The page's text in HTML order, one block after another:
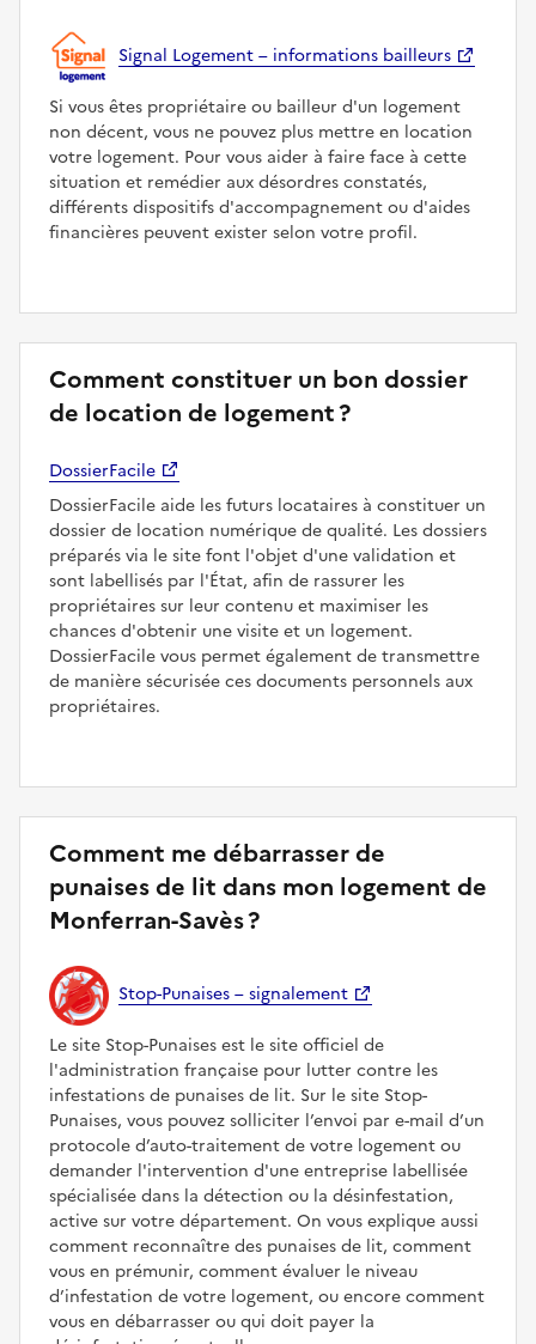
Signal Logement – informations bailleurs
Si vous êtes propriétaire ou bailleur d'un logement
non décent, vous ne pouvez plus mettre en location
votre logement. Pour vous aider à faire face à cette
situation et remédier aux désordres constatés,
différents dispositifs d'accompagnement ou d'aides
financières peuvent exister selon votre profil.
Comment constituer un bon dossier
de location de logement ?
DossierFacile
DossierFacile aide les futurs locataires à constituer un
dossier de location numérique de qualité. Les dossiers
préparés via le site font l'objet d'une validation et
sont labellisés par l'État, afin de rassurer les
propriétaires sur leur contenu et maximiser les
chances d'obtenir une visite et un logement.
DossierFacile vous permet également de transmettre
de manière sécurisée ces documents personnels aux
propriétaires.
Comment me débarrasser de
punaises de lit dans mon logement de
Monferran-Savès ?
Stop-Punaises – signalement
Le site Stop-Punaises est le site officiel de
l'administration française pour lutter contre les
infestations de punaises de lit. Sur le site Stop-
Punaises, vous pouvez solliciter l’envoi par e-mail d’un
protocole d’auto-traitement de votre logement ou
demander l'intervention d'une entreprise labellisée
spécialisée dans la détection ou la désinfestation,
active sur votre département. On vous explique aussi
comment reconnaître des punaises de lit, comment
vous en prémunir, comment évaluer le niveau
d’infestation de votre logement, ou encore comment
vous en débarrasser ou qui doit payer la